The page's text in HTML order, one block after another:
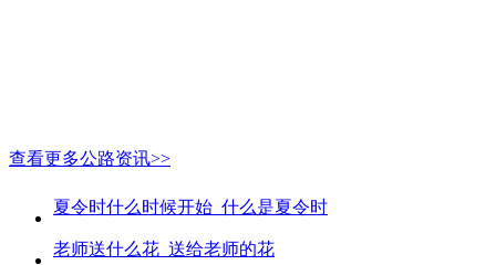
查看更多公路资讯>>
夏令时什么时候开始_什么是夏令时
老师送什么花_送给老师的花